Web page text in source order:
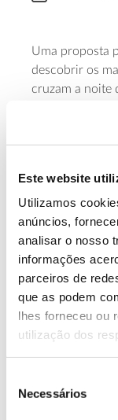
Este website
Utilizamos
anúncios,
analisar o nosso
informações
parceiros de
que as podem
lhes forneceu ou
utilização dos
Necessários
Uma proposta
descobrir os
cruzam a noite
Cristal, que se
com as
participar é
Saiba mais
13.07.2026
Genoma do
conhecer para